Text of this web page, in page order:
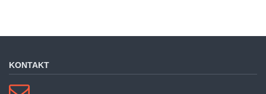
KONTAKT